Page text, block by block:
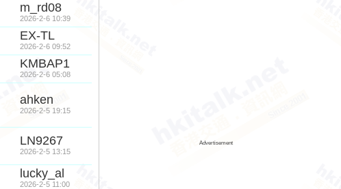
m_rd08
2026-2-6 10:39
EX-TL
2026-2-6 09:52
KMBAP1
2026-2-6 05:08
ahken
2026-2-5 19:15
LN9267
2026-2-5 13:15
lucky_al
2026-2-5 11:00
Advertisement